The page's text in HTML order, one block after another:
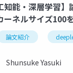
cnn pelk
知能・深層学習】
ーネルサイズ100
PeLK
論文紹介
Shunsuke Yasuki